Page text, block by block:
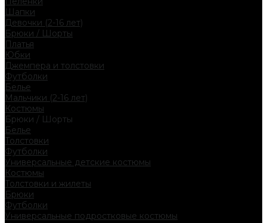
Шапки
Девочки (2-16 лет)
Брюки / Шорты
Платья
Юбки
Джемпера и толстовки
Футболки
Белье
Мальчики (2-16 лет)
Костюмы
Брюки / Шорты
Белье
Толстовки
Футболки
Универсальные детские костюмы
Костюмы
Толстовки и жилеты
Брюки
Футболки
Универсальные подростковые костюмы